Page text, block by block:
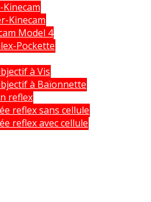
Kinecam
Kinecam
Model 4
Pockette
à Vis
à Baïonnette
reflex
reflex sans cellule
reflex avec cellule